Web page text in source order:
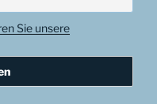
Sie unsere